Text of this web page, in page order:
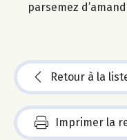
parsemez
Retour à la
Imprimer la